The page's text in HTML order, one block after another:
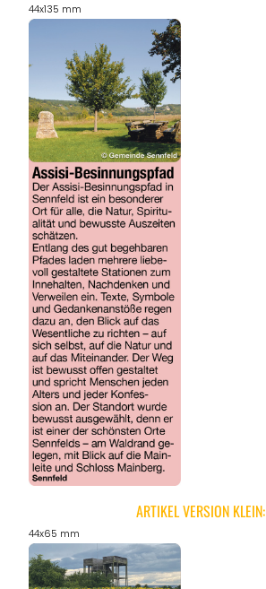
44x135 mm
ARTIKEL VERSION KLEIN:
44x65 mm